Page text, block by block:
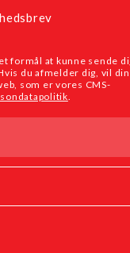
formål at kunne sende
du afmelder dig, vil
som er vores CMS-
.